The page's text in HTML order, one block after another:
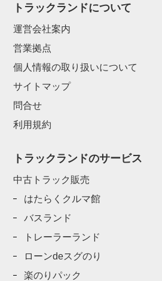
トラックランドについて
運営会社案内
営業拠点
個人情報の取り扱いについて
サイトマップ
問合せ
利用規約
トラックランドのサービス
中古トラック販売
はたらくクルマ館
バスランド
トレーラーランド
ローンdeスグのり
楽のりパック